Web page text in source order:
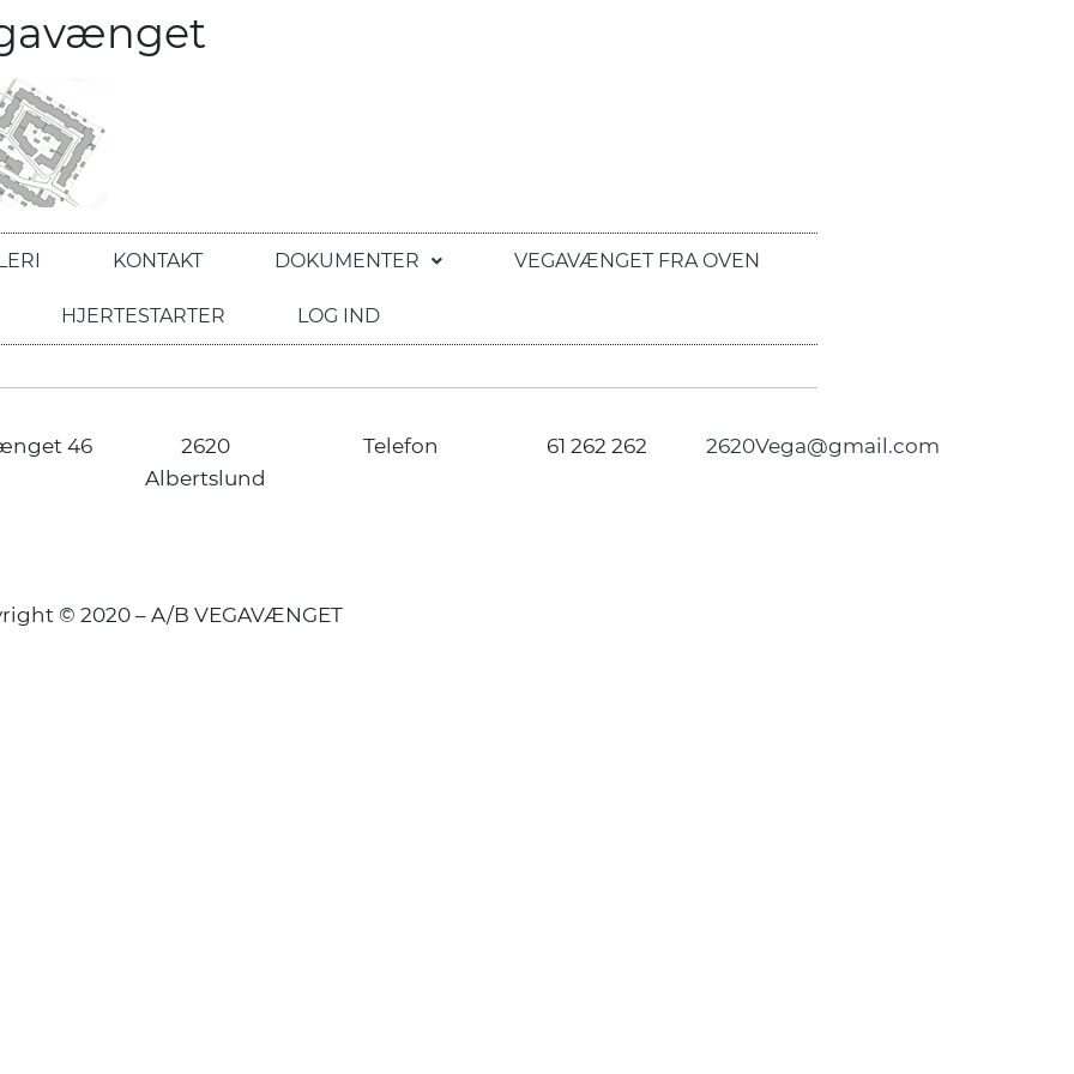
KONTAKT DOKUMENTER VEGAVÆNGET FRA OVEN
HJERTESTARTER LOG IND
46
2620
Albertslund
Telefon 61 262 262 2620Vega@gmail.com
© 2020 – A/B VEGAVÆNGET